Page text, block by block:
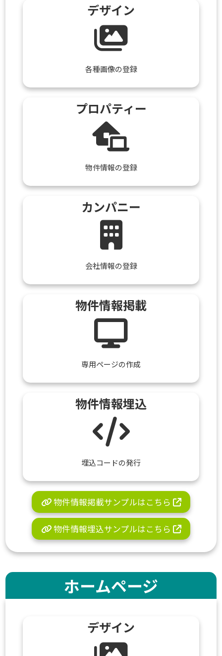
デザイン
各種画像の登録
プロパティー
物件情報の登録
カンパニー
会社情報の登録
物件情報掲載
専用ページの作成
物件情報埋込
埋込コードの発行
物件情報掲載サンプルはこちら
物件情報埋込サンプルはこちら
ホームページ
デザイン